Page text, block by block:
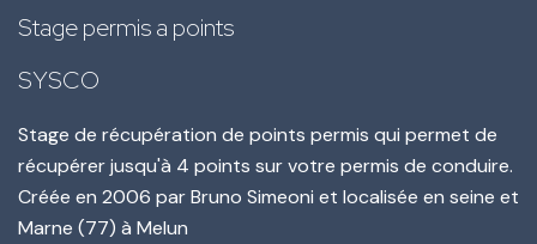
Stage permis a points
SYSCO
Stage de récupération de points permis qui permet de
récupérer jusqu'à 4 points sur votre permis de conduire.
Créée en 2006 parBruno Simeoni et localisée en seine et
Marne (77) à Melun